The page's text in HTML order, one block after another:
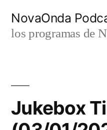
NovaOnda
los programas de
Jukebox